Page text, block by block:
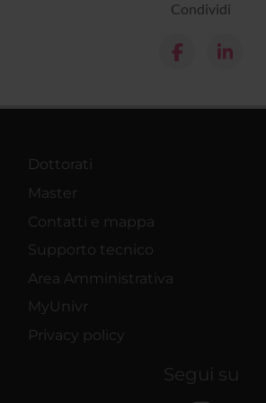
Condividi
Dottorati
Master
Contatti e mappa
Supporto tecnico
Area Amministrativa
MyUnivr
Privacy policy
Segui su